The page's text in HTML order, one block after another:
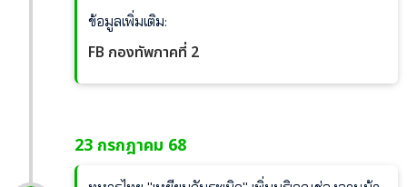
ข้อมูลเพิ่มเติม:
FB กองทัพภาคที่ 2
23 กรกฎาคม 68